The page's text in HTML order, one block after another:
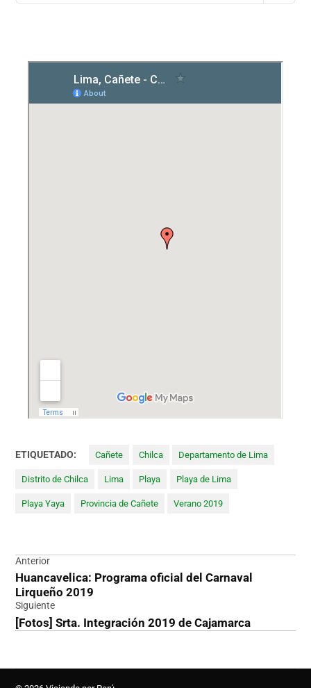
ETIQUETADO: Cañete Chilca Departamento de Lima
Distrito de Chilca Lima Playa Playa de Lima
Playa Yaya Provincia de Cañete Verano 2019
Navegación
de
entradas
Anterior
Huancavelica: Programa oficial del Carnaval
Lirqueño 2019
Siguiente
[Fotos] Srta. Integración 2019 de Cajamarca